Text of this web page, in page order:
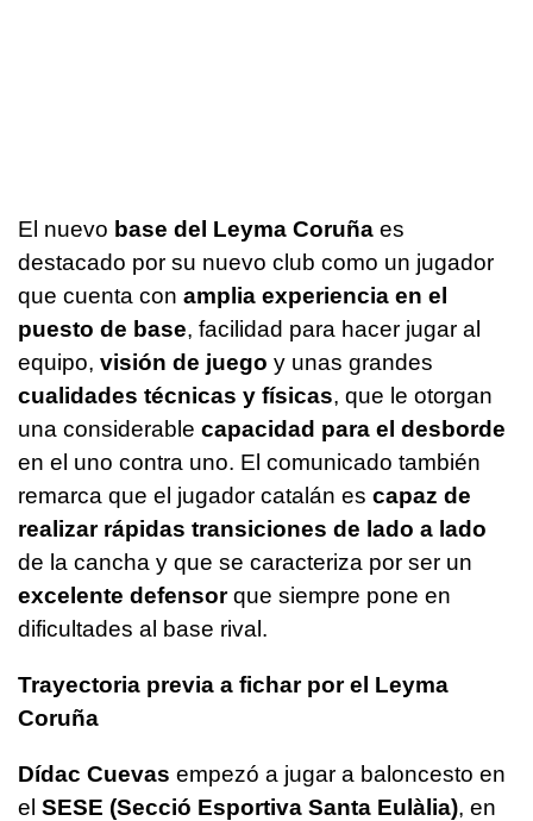
El nuevo base del Leyma Coruña es
destacado por su nuevo club como un jugador
que cuenta con amplia experiencia en el
puesto de base, facilidad para hacer jugar al
equipo, visión de juego y unas grandes
cualidades técnicas y físicas, que le otorgan
una considerable capacidad para el desborde
en el uno contra uno. El comunicado también
remarca que el jugador catalán es capaz de
realizar rápidas transiciones de lado a lado
de la cancha y que se caracteriza por ser un
excelente defensorque siempre pone en
dificultades al base rival.
Trayectoria previa a fichar por el Leyma
Coruña
Dídac Cuevas empezó a jugar a baloncesto en
el SESE (Secció Esportiva Santa Eulàlia), en